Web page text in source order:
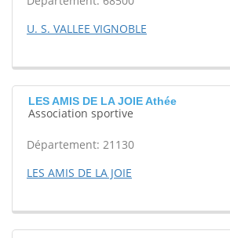
U. S. VALLEE VIGNOBLE
LES AMIS DE LA JOIE Athée
Association sportive
Département: 21130
LES AMIS DE LA JOIE